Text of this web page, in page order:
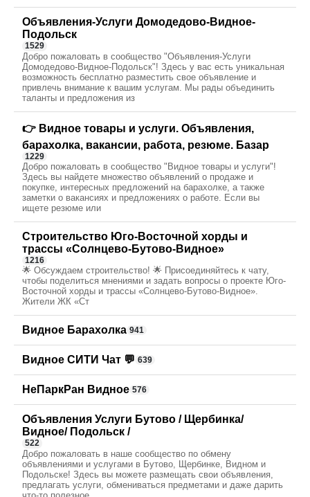
Объявления-Услуги Домодедово-Видное-
Подольск
1529
Добро пожаловать в сообщество "Объявления-Услуги
Домодедово-Видное-Подольск"! Здесь у вас есть уникальная
возможность бесплатно разместить свое объявление и
привлечь внимание к вашим услугам. Мы рады объединить
таланты и предложения из
👉 Видное товары и услуги. Объявления,
барахолка, вакансии, работа, резюме. Базар
1229
Добро пожаловать в сообщество "Видное товары и услуги"!
Здесь вы найдете множество объявлений о продаже и
покупке, интересных предложений на барахолке, а также
заметки о вакансиях и предложениях о работе. Если вы
ищете резюме или
Строительство Юго-Восточной хорды и
трассы «Солнцево-Бутово-Видное»
1216
🌟 Обсуждаем строительство! 🌟 Присоединяйтесь к чату,
чтобы поделиться мнениями и задать вопросы о проекте Юго-
Восточной хорды и трассы «Солнцево-Бутово-Видное».
Жители ЖК «Ст
Видное Барахолка 941
Видное СИТИ Чат 💬 639
НеПаркРан Видное 576
Объявления Услуги Бутово / Щербинка/
Видное/ Подольск /
522
Добро пожаловать в наше сообщество по обмену
объявлениями и услугами в Бутово, Щербинке, Видном и
Подольске! Здесь вы можете размещать свои объявления,
предлагать услуги, обмениваться предметами и даже дарить